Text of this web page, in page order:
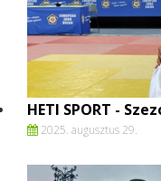
HETI SPORT -
2025. augusztus 29.